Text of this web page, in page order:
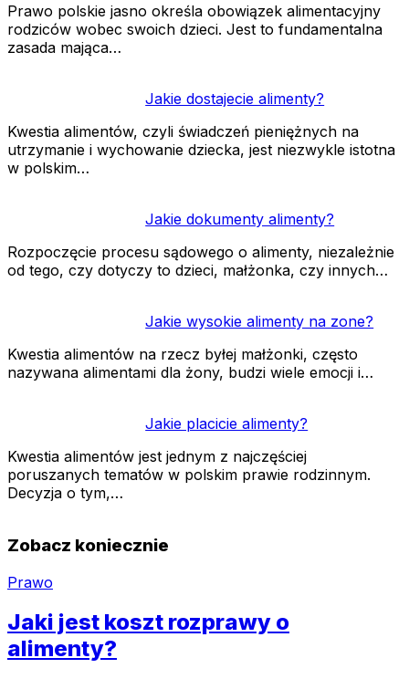
Prawo polskie jasno określa obowiązek alimentacyjny
rodziców wobec swoich dzieci. Jest to fundamentalna
zasada mająca…
Jakie dostajecie alimenty?
Kwestia alimentów, czyli świadczeń pieniężnych na
utrzymanie i wychowanie dziecka, jest niezwykle istotna
w polskim…
Jakie dokumenty alimenty?
Rozpoczęcie procesu sądowego o alimenty, niezależnie
od tego, czy dotyczy to dzieci, małżonka, czy innych…
Jakie wysokie alimenty na zone?
Kwestia alimentów na rzecz byłej małżonki, często
nazywana alimentami dla żony, budzi wiele emocji i…
Jakie placicie alimenty?
Kwestia alimentów jest jednym z najczęściej
poruszanych tematów w polskim prawie rodzinnym.
Decyzja o tym,…
Zobacz koniecznie
Prawo
Jaki jest koszt rozprawy o
alimenty?